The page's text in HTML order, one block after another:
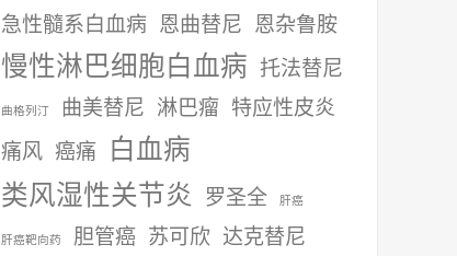
急性髓系白血病
恩曲替尼 恩杂鲁胺
慢性淋巴细胞白血病 托法替尼
曲格列汀 曲美替尼 淋巴瘤 特应性皮炎
痛风 癌痛
白血病
类风湿性关节炎
罗圣全 肝癌
肝癌靶向药 胆管癌 苏可欣 达克替尼